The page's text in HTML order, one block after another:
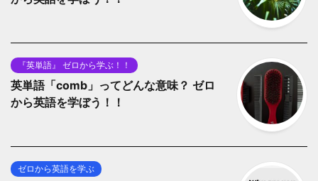
『英単語』 ゼロから学ぶ！！
英単語「comb」ってどんな意味？ ゼロ
から英語を学ぼう！！
ゼロから英語を学ぶ